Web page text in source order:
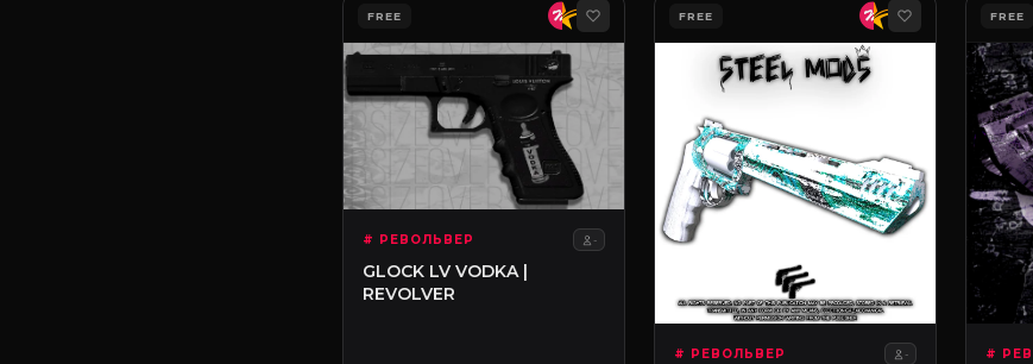
FREE
# РЕВОЛЬВЕР -
GLOCK LV VODKA |
REVOLVER
FREE
# РЕВОЛЬВЕР -
FREE
#